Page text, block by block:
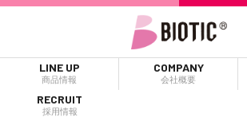
LINE UP
商品情報
COMPANY
会社概要
RECRUIT
採用情報